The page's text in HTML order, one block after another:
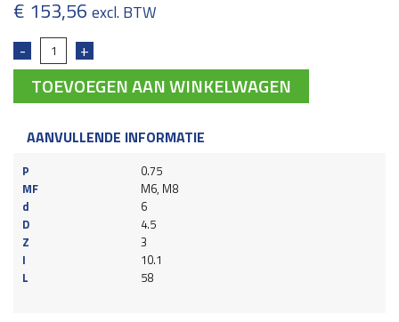
€ 153,56 excl. BTW
TOEVOEGEN AAN WINKELWAGEN
AANVULLENDE INFORMATIE
P
0.75
MF
M6, M8
d
6
D
4.5
Z
3
I
10.1
L
58